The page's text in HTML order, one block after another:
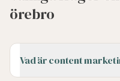
örebro
Vad är content